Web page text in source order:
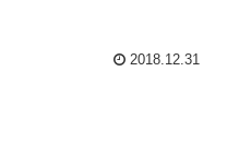
2018.12.31